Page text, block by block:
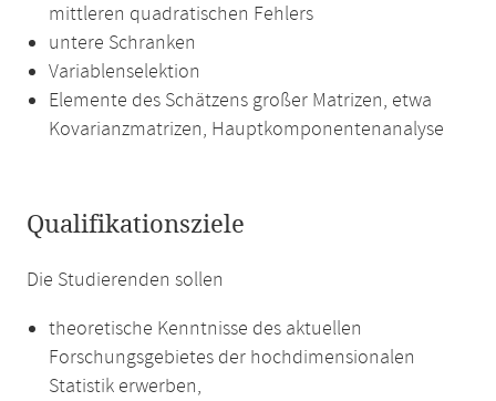
mittleren quadratischen Fehlers
untere Schranken
Variablenselektion
Elemente des Schätzens großer Matrizen, etwa
Kovarianzmatrizen, Hauptkomponentenanalyse
Qualifikationsziele
Die Studierenden sollen
theoretische Kenntnisse des aktuellen
Forschungsgebietes der hochdimensionalen
Statistik erwerben,